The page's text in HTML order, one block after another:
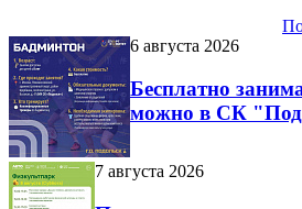
6 августа 2026
Бесплатно
можно в СК
7 августа 2026